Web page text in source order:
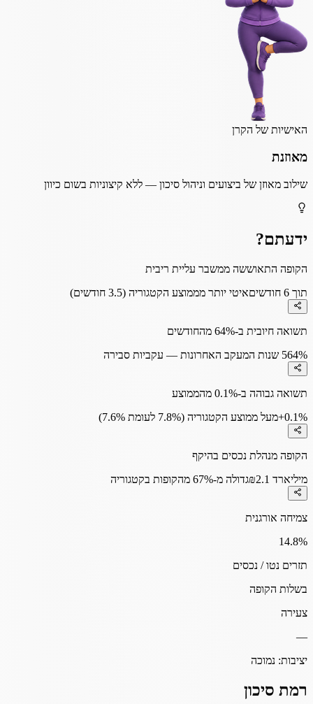
האישיות של הקרן
מאוזנת
שילוב מאוזן של ביצועים וניהול סיכון — ללא קיצוניות בשום כיוון
ידעתם?
הקופה התאוששה ממשבר עליית ריבית
תוך 6 חודשים
איטי יותר מממוצע הקטגוריה (3.5 חודשים)
תשואה חיובית ב-64% מהחודשים
64%5 שנות המעקב האחרונות — עקביות סבירה
תשואה גבוהה ב-0.1% מהממוצע
+0.1%מעל ממוצע הקטגוריה (7.8% לעומת 7.6%)
הקופה מנהלת נכסים בהיקף
₪2.1 מיליארד
גדולה מ-67% מהקופות בקטגוריה
צמיחה אורגנית
14.8%
תזרים נטו / נכסים
בשלות הקופה
צעירה
—
יציבות: נמוכה
רמת סיכון